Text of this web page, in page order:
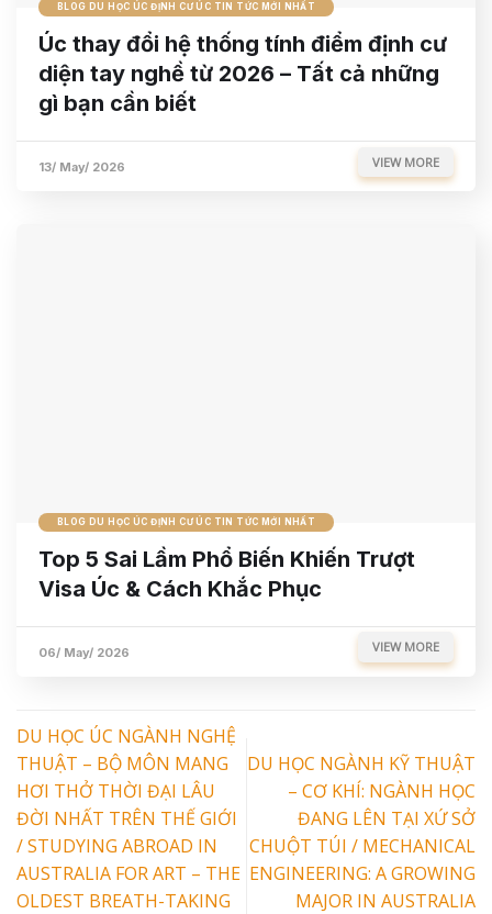
BLOG DU HỌC ÚC ĐỊNH CƯ ÚC TIN TỨC MỚI NHẤT
Úc thay đổi hệ thống tính điểm định cư
diện tay nghề từ 2026 – Tất cả những
gì bạn cần biết
13/ May/ 2026 VIEW MORE
BLOG DU HỌC ÚC ĐỊNH CƯ ÚC TIN TỨC MỚI NHẤT
Top 5 Sai Lầm Phổ Biến Khiến Trượt
Visa Úc & Cách Khắc Phục
06/ May/ 2026 VIEW MORE
DU HỌC ÚC NGÀNH NGHỆ
THUẬT – BỘ MÔN MANG
HƠI THỞ THỜI ĐẠI LÂU
ĐỜI NHẤT TRÊN THẾ GIỚI
/ STUDYING ABROAD IN
AUSTRALIA FOR ART – THE
OLDEST BREATH-TAKING
DU HỌC NGÀNH KỸ THUẬT
– CƠ KHÍ: NGÀNH HỌC
ĐANG LÊN TẠI XỨ SỞ
CHUỘT TÚI / MECHANICAL
ENGINEERING: A GROWING
MAJOR IN AUSTRALIA